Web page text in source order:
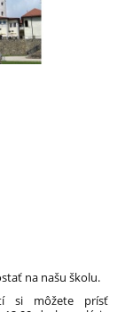
na našu školu.
si môžete prísť